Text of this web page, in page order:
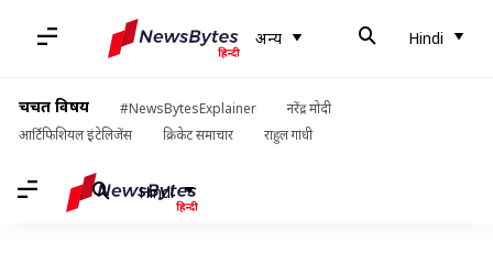
अन्य Hindi
चर्चित विषय #NewsBytesExplainer
नरेंद्र मोदी
आर्टिफिशियल इंटेलिजेंस
क्रिकेट समाचार राहुल गांधी
Hindi